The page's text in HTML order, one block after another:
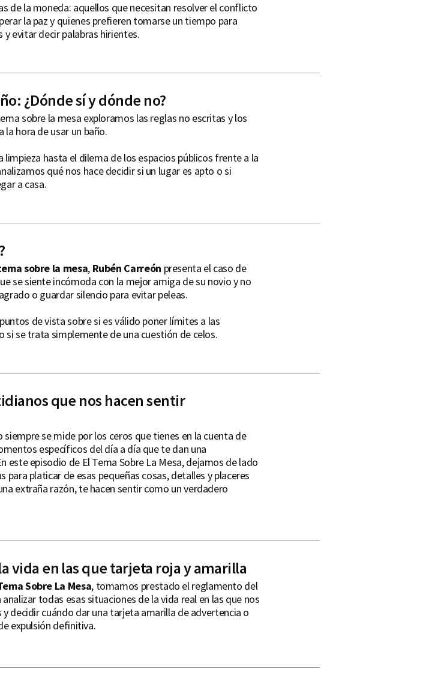
de la moneda: aquellos que necesitan resolver el conflicto
la paz y quienes prefieren tomarse un tiempo para
y evitar decir palabras hirientes.
¿Dónde sí y dónde no?
sobre la mesa exploramos las reglas no escritas y los
la hora de usar un baño.
limpieza hasta el dilema de los espacios públicos frente a la
qué nos hace decidir si un lugar es apto o si
a casa.
sobre la mesa, Rubén Carreón presenta el caso de
se siente incómoda con la mejor amiga de su novio y no
o guardar silencio para evitar peleas.
de vista sobre si es válido poner límites a las
si se trata simplemente de una cuestión de celos.
que nos hacen sentir
siempre se mide por los ceros que tienes en la cuenta de
específicos del día a día que te dan una
este episodio de El Tema Sobre La Mesa, dejamos de lado
para platicar de esas pequeñas cosas, detalles y placeres
extraña razón, te hacen sentir como un verdadero
vida en las que tarjeta roja y amarilla
Sobre La Mesa, tomamos prestado el reglamento del
todas esas situaciones de la vida real en las que nos
decidir cuándo dar una tarjeta amarilla de advertencia o
expulsión definitiva.